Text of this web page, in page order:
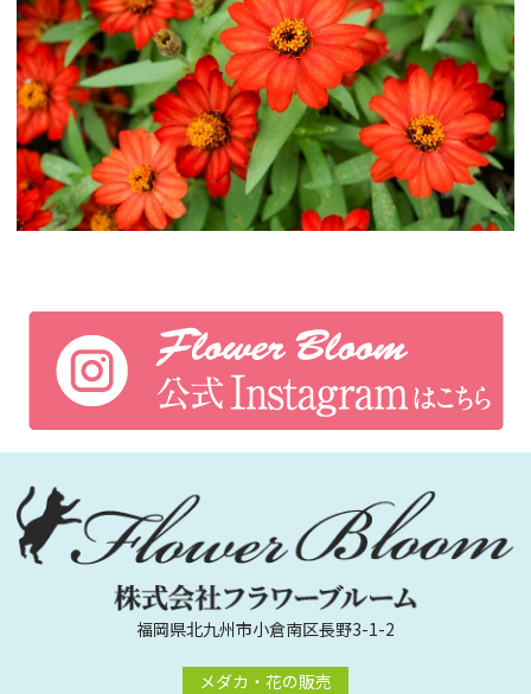
福岡県北九州市小倉南区長野3-1-2
メダカ・花の販売